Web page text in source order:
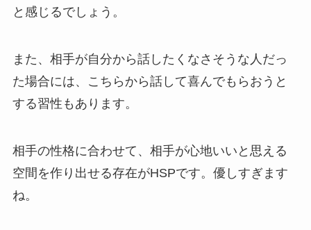
と感じるでしょう。
また、相手が自分から話したくなさそうな人だっ
た場合には、こちらから話して喜んでもらおうと
する習性もあります。
相手の性格に合わせて、相手が心地いいと思える
空間を作り出せる存在がHSPです。優しすぎます
ね。